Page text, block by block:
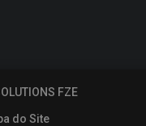
FZE
do Site